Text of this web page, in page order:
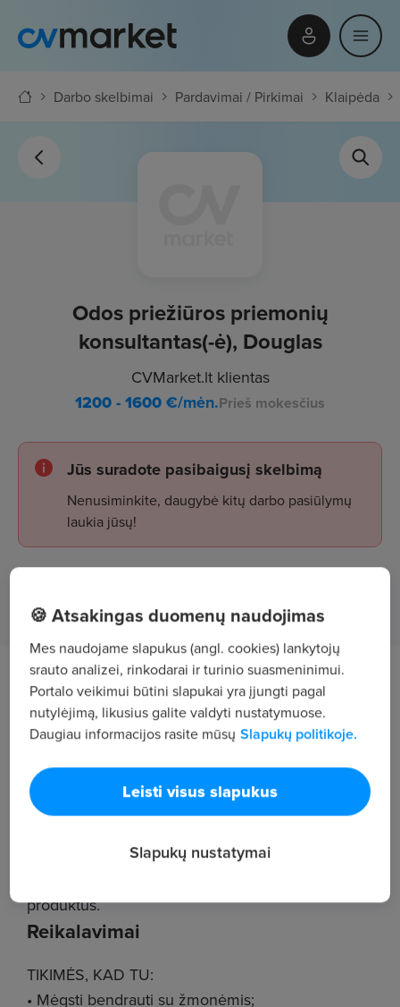
Darbo skelbimai Pardavimai / Pirkimai Klaipėda
Odos priežiūros priemonių
konsultantas(-ė), Douglas
CVMarket.lt klientas
1200 - 1600€/mėn.Prieš mokesčius
Jūs suradote pasibaigusį skelbimą
Nenusiminkite, daugybė kitų darbo pasiūlymų
laukia jūsų!
Darbo aprašymas
TAVO ATSAKOMYBĖS:
priežiūros klausimais;
• Padėti parinkti tinkamiausius produktus;
• Užtikrinti aukštą klientų aptarnavimo kokybę;
produktus.
Reikalavimai
TIKIMĖS, KAD TU:
• Mėgsti bendrauti su žmonėmis;
🍪 Atsakingas duomenų naudojimas
Mes naudojame slapukus (angl. cookies) lankytojų
srauto analizei, rinkodarai ir turinio suasmeninimui.
Portalo veikimui būtini slapukai yra įjungti pagal
nutylėjimą, likusius galite valdyti nustatymuose.
Daugiau informacijos rasite mūsų Slapukų politikoje.
Leisti visus slapukus
Slapukų nustatymai